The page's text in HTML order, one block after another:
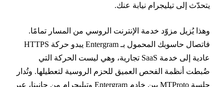
إلى تيليجرام نيابة عنك.
يُزيل مزوّد خدمة الإنترنت الروسي من المسار تمامًا.
فاتصال حاسوبك المحمول بـ Entergram يبدو حركة HTTPS
عادية إلى خدمة SaaS تجارية، وهي ليست الحركة التي
أنظمة الفحص العميق للحزم الروسية لتعطيلها. وتُدار
جلسة MTProto بين خادم Entergram وتيليجرام من جانبنا، عبر